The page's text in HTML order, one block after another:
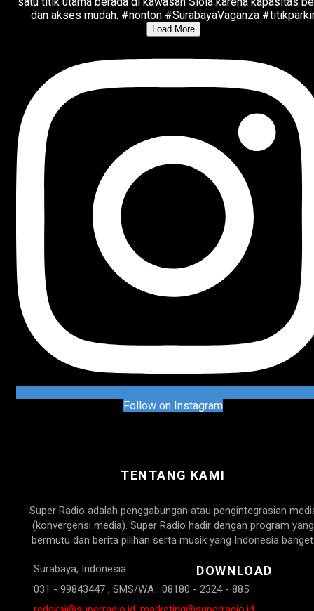
Load More
Follow on Instagram
TENTANG KAMI
Super Radio adalah penggabungan atau pengintegrasian
(konvergensi media). Super Radio hadir dengan program yang
bermutu dan berita pilihan serta musik yang Indonesia
Surabaya, Indonesia
031 - 99843447 , SMS/WA : 08180 - 2324 - 885
DOWNLOAD